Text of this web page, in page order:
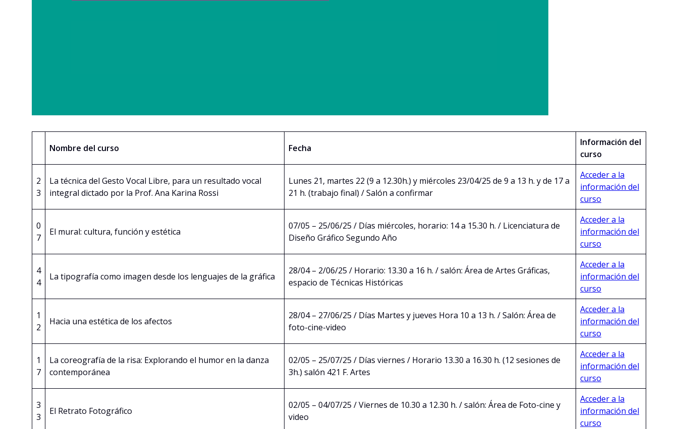
Nombre del curso Fecha
Información del
curso
2
3
La técnica del Gesto Vocal Libre, para un resultado vocal
integral dictado por la Prof. Ana Karina Rossi
Lunes 21, martes 22 (9 a 12.30h.) y miércoles 23/04/25 de 9 a 13 h. y de 17 a
21 h. (trabajo final) / Salón a confirmar
Acceder a la
información del
curso
0
7
El mural: cultura, función y estética
07/05 – 25/06/25 / Días miércoles, horario: 14 a 15.30 h. / Licenciatura de
Diseño Gráfico Segundo Año
Acceder a la
información del
curso
4
4
La tipografía como imagen desde los lenguajes de la gráfica
28/04 – 2/06/25 / Horario: 13.30 a 16 h. / salón: Área de Artes Gráficas,
espacio de Técnicas Históricas
Acceder a la
información del
curso
1
2
Hacia una estética de los afectos
28/04 – 27/06/25 / Días Martes y jueves Hora 10 a 13 h. / Salón: Área de
foto-cine-video
Acceder a la
información del
curso
1
7
La coreografía de la risa: Explorando el humor en la danza
contemporánea
02/05 – 25/07/25 / Días viernes / Horario 13.30 a 16.30 h. (12 sesiones de
3h.) salón 421 F. Artes
Acceder a la
información del
curso
3
3
El Retrato Fotográfico
02/05 – 04/07/25 / Viernes de 10.30 a 12.30 h. / salón: Área de Foto-cine y
video
Acceder a la
información del
curso